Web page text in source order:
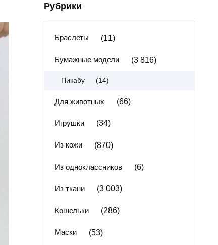
Рубрики
Браслеты (11)
Бумажные модели (3 816)
Пикабу (14)
Для животных (66)
Игрушки (34)
Из кожи (870)
Из одноклассников (6)
Из ткани (3 003)
Кошельки (286)
Маски (53)